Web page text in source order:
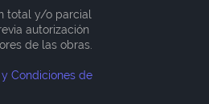
total y/o parcial
autorización
de las obras.
Condiciones de